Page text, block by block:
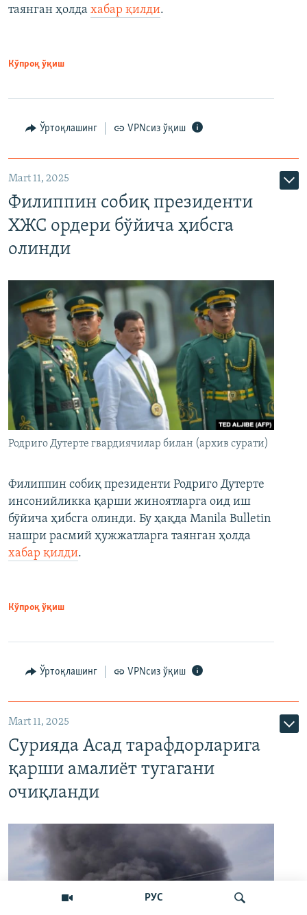
РУС
таянган ҳолда хабар қилди.
Кўпроқ ўқиш
Ўртоқлашинг VPNсиз ўқиш
Mart 11, 2025
Филиппин собиқ президенти
ХЖС ордери бўйича ҳибсга
олинди
Родриго Дутерте гвардиячилар билан (архив сурати)
Филиппин собиқ президенти Родриго Дутерте
инсонийликка қарши жиноятларга оид иш
бўйича ҳибсга олинди. Бу ҳақда Manila Bulletin
нашри расмий ҳужжатларга таянган ҳолда
хабар қилди.
Кўпроқ ўқиш
Ўртоқлашинг VPNсиз ўқиш
Mart 11, 2025
Сурияда Асад тарафдорларига
қарши амалиёт тугагани
очиқланди